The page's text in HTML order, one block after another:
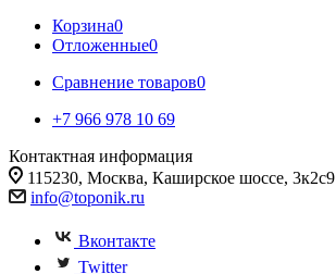
Корзина0
Отложенные0
Сравнение товаров0
+7 966 978 10 69
Контактная информация
115230, Москва, Каширское шоссе, 3к2с9
info@toponik.ru
Вконтакте
Twitter